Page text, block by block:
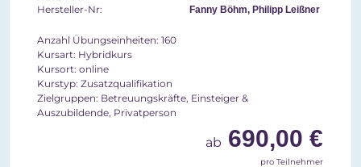
Hersteller-Nr: Fanny Böhm, Philipp Leißner
Anzahl Übungseinheiten: 160
Kursart: Hybridkurs
Kursort: online
Kurstyp: Zusatzqualifikation
Zielgruppen: Betreuungskräfte, Einsteiger &
Auszubildende, Privatperson
ab 690,00 €
pro Teilnehmer